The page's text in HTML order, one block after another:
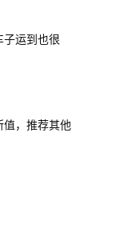
子运到也很
值，推荐其他